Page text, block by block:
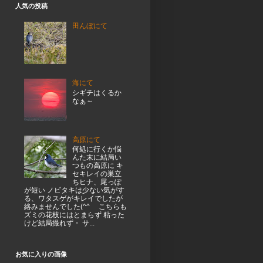
人気の投稿
田んぼにて
海にて
シギチはくるか
なぁ～
高原にて
何処に行くか悩
んた末に結局い
つもの高原に キ
セキレイの巣立
ちヒナ、尾っぽ
が短い ノビタキは少ない気がす
る、ワタスゲがキレイでしたが
絡みませんでした(^^ゞ こちらも
ズミの花枝にはとまらず 粘った
けど結局撮れず・ サ...
お気に入りの画像